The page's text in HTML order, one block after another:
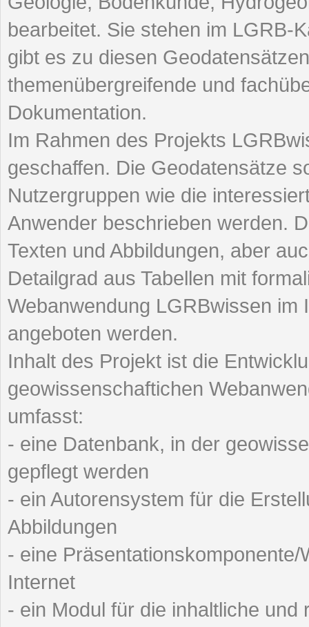
bearbeitet. Sie stehen im LGRB-
gibt es zu diesen
themenübergreifende und
Dokumentation.
Im Rahmen des Projekts
geschaffen. Die Geodatensätze
Nutzergruppen wie die
Anwender beschrieben werden.
Texten und Abbildungen, aber
Detailgrad aus Tabellen mit
Webanwendung LGRBwissen
angeboten werden.
Inhalt des Projekt ist die
geowissenschaftichen
umfasst:
- eine Datenbank, in der
gepflegt werden
- ein Autorensystem für die
Abbildungen
- eine
Internet
- ein Modul für die inhaltliche und